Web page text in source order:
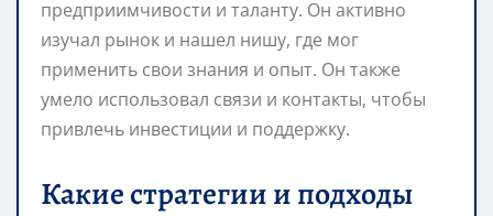
предприимчивости и таланту. Он активно
изучал рынок и нашел нишу, где мог
применить свои знания и опыт. Он также
умело использовал связи и контакты, чтобы
привлечь инвестиции и поддержку.
Какие стратегии и подходы